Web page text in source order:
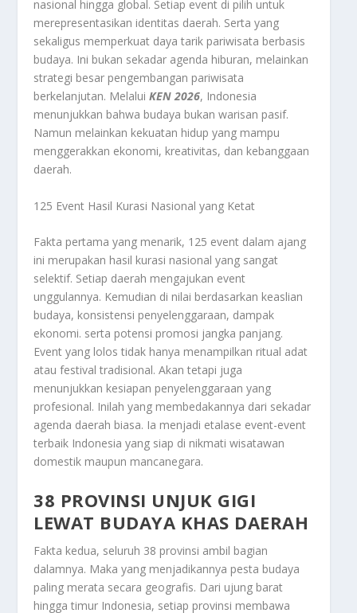
nasional hingga global. Setiap event di pilih untuk
merepresentasikan identitas daerah. Serta yang
sekaligus memperkuat daya tarik pariwisata berbasis
budaya. Ini bukan sekadar agenda hiburan, melainkan
strategi besar pengembangan pariwisata
berkelanjutan. MelaluiKEN 2026, Indonesia
menunjukkan bahwa budaya bukan warisan pasif.
Namun melainkan kekuatan hidup yang mampu
menggerakkan ekonomi, kreativitas, dan kebanggaan
daerah.
125 Event Hasil Kurasi Nasional yang Ketat
Fakta pertama yang menarik, 125 event dalam ajang
ini merupakan hasil kurasi nasional yang sangat
selektif. Setiap daerah mengajukan event
unggulannya. Kemudian di nilai berdasarkan keaslian
budaya, konsistensi penyelenggaraan, dampak
ekonomi. serta potensi promosi jangka panjang.
Event yang lolos tidak hanya menampilkan ritual adat
atau festival tradisional. Akan tetapi juga
menunjukkan kesiapan penyelenggaraan yang
profesional. Inilah yang membedakannya dari sekadar
agenda daerah biasa. Ia menjadi etalase event-event
terbaik Indonesia yang siap di nikmati wisatawan
domestik maupun mancanegara.
38 PROVINSI UNJUK GIGI
LEWAT BUDAYA KHAS DAERAH
Fakta kedua, seluruh 38 provinsi ambil bagian
dalamnya. Maka yang menjadikannya pesta budaya
paling merata secara geografis. Dari ujung barat
hingga timur Indonesia, setiap provinsi membawa